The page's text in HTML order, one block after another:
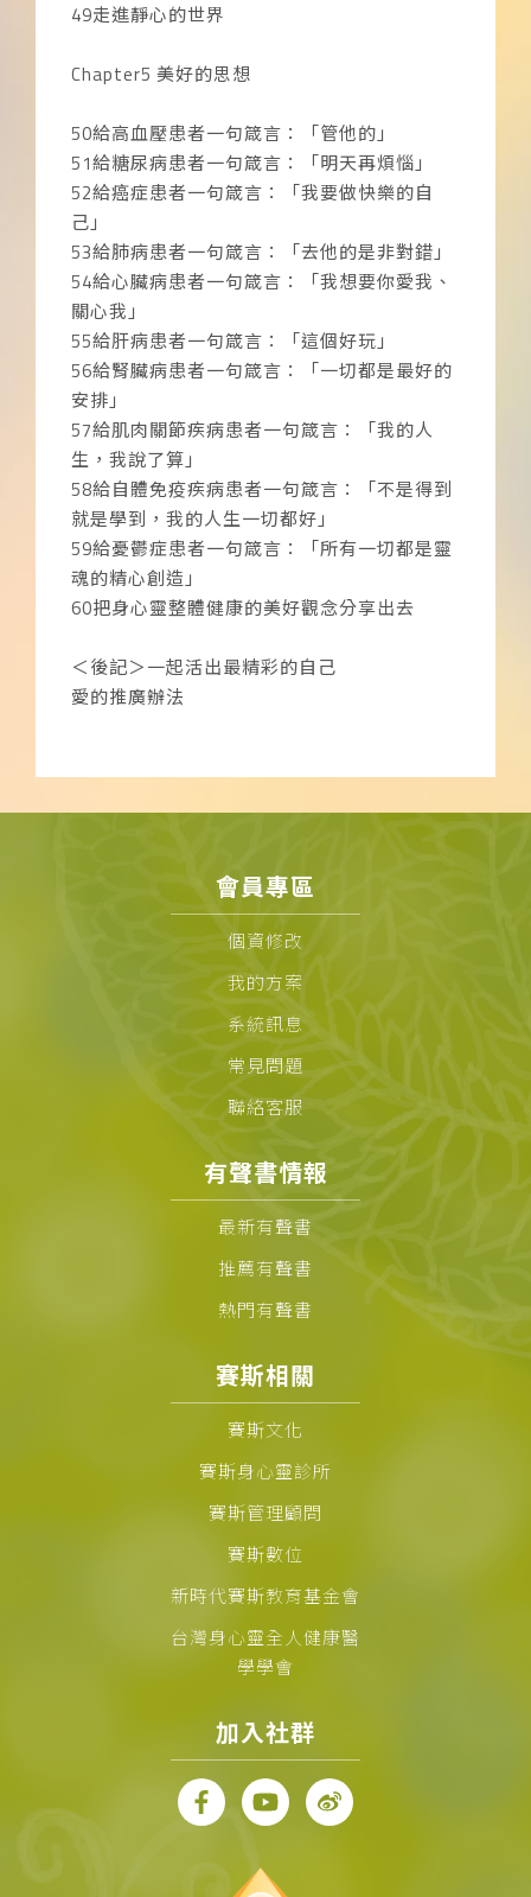
49走進靜心的世界
Chapter5 美好的思想
50給高血壓患者一句箴言：「管他的」
51給糖尿病患者一句箴言：「明天再煩惱」
52給癌症患者一句箴言：「我要做快樂的自
己」
53給肺病患者一句箴言：「去他的是非對錯」
54給心臟病患者一句箴言：「我想要你愛我、
關心我」
55給肝病患者一句箴言：「這個好玩」
56給腎臟病患者一句箴言：「一切都是最好的
安排」
57給肌肉關節疾病患者一句箴言：「我的人
生，我說了算」
58給自體免疫疾病患者一句箴言：「不是得到
就是學到，我的人生一切都好」
59給憂鬱症患者一句箴言：「所有一切都是靈
魂的精心創造」
60把身心靈整體健康的美好觀念分享出去
＜後記＞一起活出最精彩的自己
愛的推廣辦法
會員專區
個資修改
我的方案
系統訊息
常見問題
聯絡客服
有聲書情報
最新有聲書
推薦有聲書
熱門有聲書
賽斯相關
賽斯文化
賽斯身心靈診所
賽斯管理顧問
賽斯數位
新時代賽斯教育基金會
台灣身心靈全人健康醫
學學會
加入社群